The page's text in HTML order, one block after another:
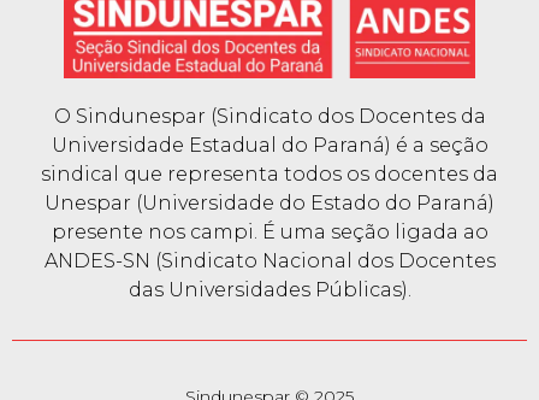
O Sindunespar (Sindicato dos Docentes da
Universidade Estadual do Paraná) é a seção
sindical que representa todos os docentes da
Unespar (Universidade do Estado do Paraná)
presente nos campi. É uma seção ligada ao
ANDES-SN (Sindicato Nacional dos Docentes
das Universidades Públicas).